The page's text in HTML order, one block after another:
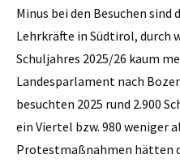
Minus bei den Besuchen
Lehrkräfte in Südtirol, durch
Schuljahres 2025/26 kaum
Landesparlament nach
besuchten 2025 rund 2.900
ein Viertel bzw. 980 weniger
Protestmaßnahmen hätten